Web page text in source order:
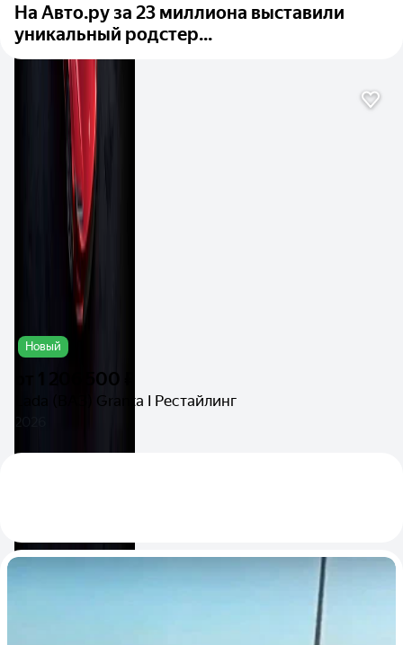
На Авто.ру за 23 миллиона выставили
уникальный родстер...
Новый
1 206 500 ₽
Lada (ВАЗ) Granta I Рестайлинг
2026